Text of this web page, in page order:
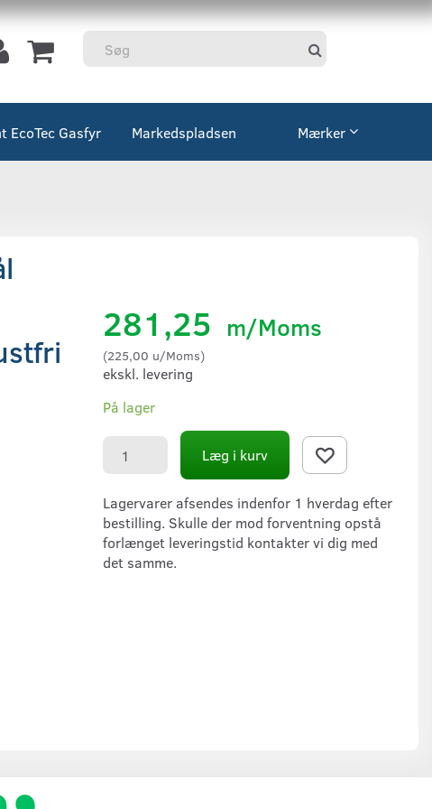
EcoTec Gasfyr Markedspladsen Mærker
281,25 m/Moms
(225,00 u/Moms)
ekskl. levering
På lager
Læg i kurv
Lagervarer afsendes indenfor 1 hverdag efter
bestilling. Skulle der mod forventning opstå
forlænget leveringstid kontakter vi dig med
det samme.